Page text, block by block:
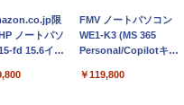
限
ノートパソ
fd 15.6イン
SSD インテ
FMV ノートパソコン
WE1-K3 (MS 365
Personal/Copilotキー
型/Core i5/16GB/SSD
￥119,800